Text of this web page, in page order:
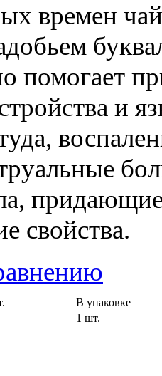
времен
помогает
и
свойства.
В упаковке
1 шт.